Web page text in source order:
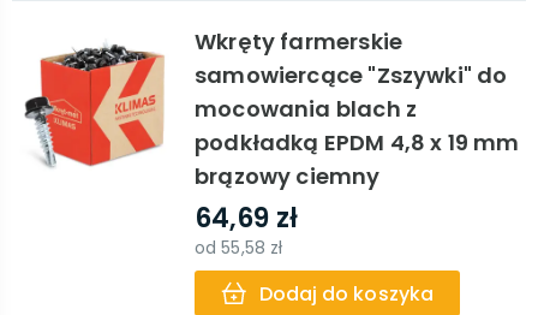
Wkręty farmerskie
samowiercące "Zszywki" do
mocowania blach z
podkładką EPDM 4,8 x 19 mm
brązowy ciemny
64,69 zł
od55,58 zł
Dodaj do koszyka